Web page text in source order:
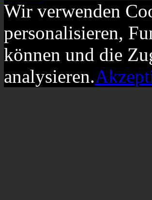
Wir verwenden
personalisieren,
können und die
analysieren.